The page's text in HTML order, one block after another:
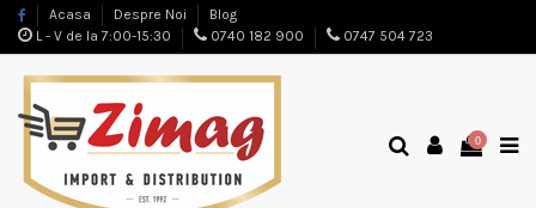
Acasa Despre Noi
Blog
L - V de la 7:00-15:30
0740 182 900 0747 504 723
0